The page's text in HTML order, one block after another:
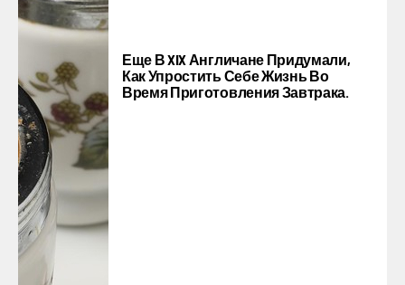
Еще В XIX Англичане Придумали,
Как Упростить Себе Жизнь Во
Время Приготовления Завтрака.